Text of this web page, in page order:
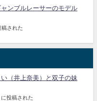
ンブルレーサーのモデル
稿された
（井上奈美）と双子の妹
投稿された